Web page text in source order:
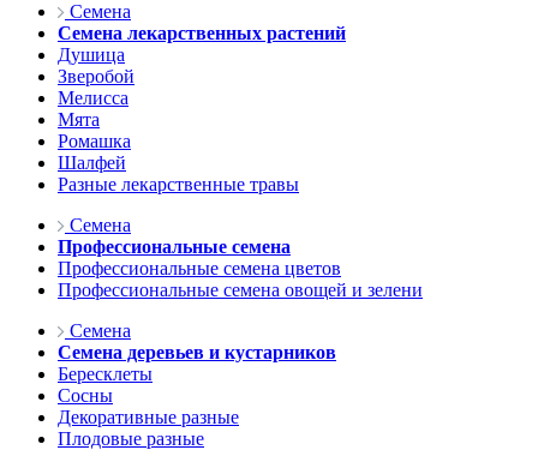
Семена
Семена лекарственных растений
Душица
Зверобой
Мелисса
Мята
Ромашка
Шалфей
Разные лекарственные травы
Семена
Профессиональные семена
Профессиональные семена цветов
Профессиональные семена овощей и зелени
Семена
Семена деревьев и кустарников
Бересклеты
Сосны
Декоративные разные
Плодовые разные